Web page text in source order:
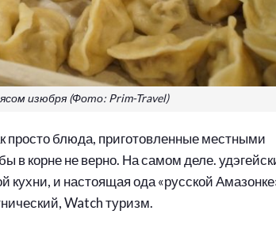
изюбря (Фото: Prim-Travel)
просто блюда, приготовленные местными
в корне не верно. На самом деле.
кухни, и настоящая ода «русской
Watch туризм.